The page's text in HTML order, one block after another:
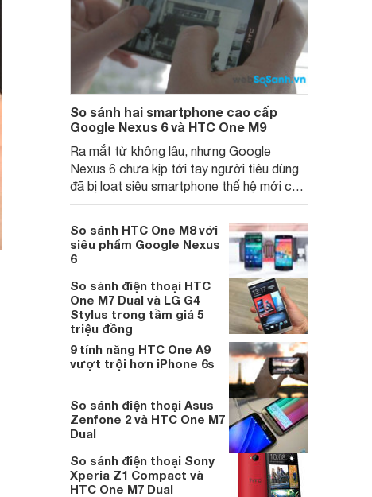
So sánh hai smartphone cao cấp
Google Nexus 6 và HTC One M9
Ra mắt từ không lâu, nhưng Google
Nexus 6 chưa kịp tới tay người tiêu dùng
đã bị loạt siêu smartphone thế hệ mới của
Samsung và HTC lấn át
So sánh HTC One M8 với
siêu phẩm Google Nexus
6
So sánh điện thoại HTC
One M7 Dual và LG G4
Stylus trong tầm giá 5
triệu đồng
9 tính năng HTC One A9
vượt trội hơn iPhone 6s
So sánh điện thoại Asus
Zenfone 2 và HTC One M7
Dual
So sánh điện thoại Sony
Xperia Z1 Compact và
HTC One M7 Dual